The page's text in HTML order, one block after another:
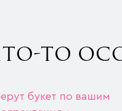
ТО
букет по вашим